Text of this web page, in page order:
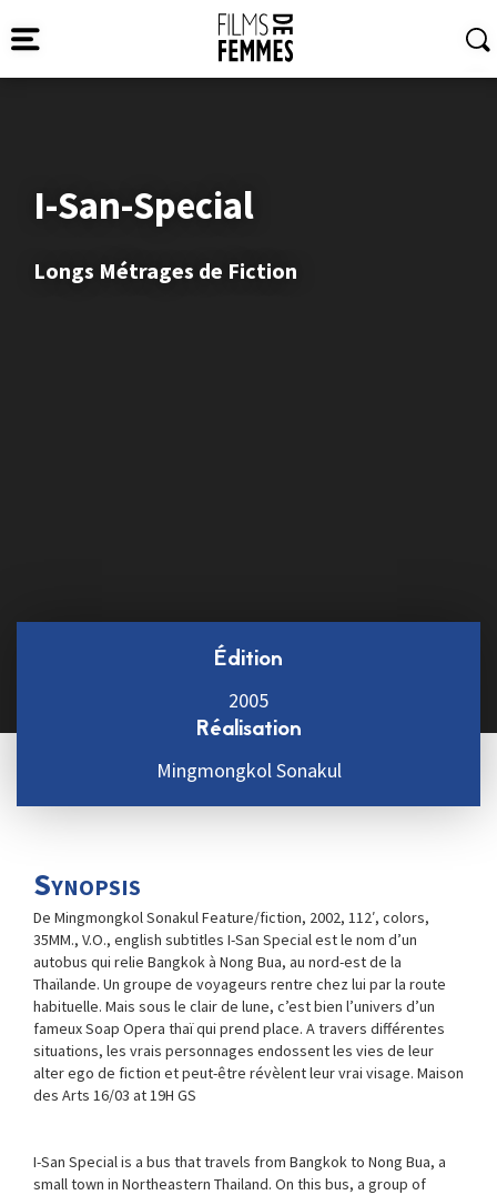
I-San-Special
Longs Métrages de Fiction
Édition
2005
Réalisation
Mingmongkol Sonakul
Synopsis
De Mingmongkol Sonakul Feature/fiction, 2002, 112′, colors,
35MM., V.O., english subtitles I-San Special est le nom d’un
autobus qui relie Bangkok à Nong Bua, au nord-est de la
Thaïlande. Un groupe de voyageurs rentre chez lui par la route
habituelle. Mais sous le clair de lune, c’est bien l’univers d’un
fameux Soap Opera thaï qui prend place. A travers différentes
situations, les vrais personnages endossent les vies de leur
alter ego de fiction et peut-être révèlent leur vrai visage. Maison
des Arts 16/03 at 19H GS
I-San Special is a bus that travels from Bangkok to Nong Bua, a
small town in Northeastern Thailand. On this bus, a group of